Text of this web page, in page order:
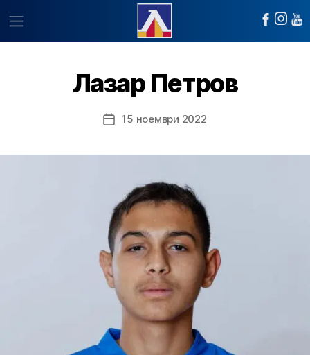
Лазар Петров
Post15 ноември 2022